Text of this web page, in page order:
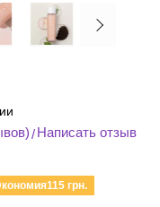
/Написать отзыв
грн.